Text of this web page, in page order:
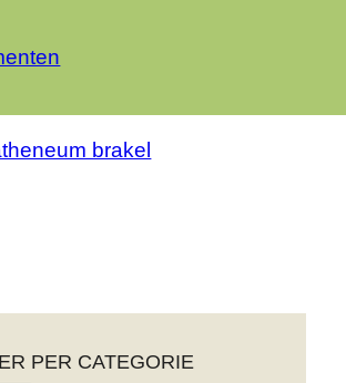
PER CATEGORIE